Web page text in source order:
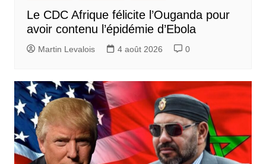
Le CDC Afrique félicite l’Ouganda pour
avoir contenu l’épidémie d’Ebola
Martin Levalois 4 août 2026 0